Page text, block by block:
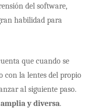
del software,
habilidad para
que cuando se
con la lentes del propio
al siguiente paso.
y diversa.